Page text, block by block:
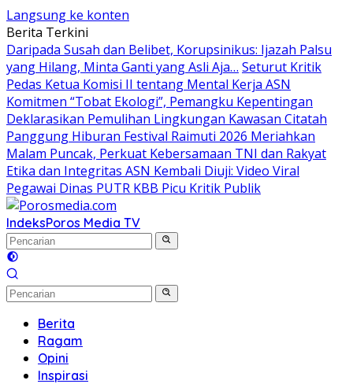
Langsung ke konten
Berita Terkini
Daripada Susah dan Belibet, Korupsinikus: Ijazah Palsu
yang Hilang, Minta Ganti yang Asli Aja… Seturut Kritik
Pedas Ketua Komisi II tentang Mental Kerja ASN
Komitmen “Tobat Ekologi”, Pemangku Kepentingan
Deklarasikan Pemulihan Lingkungan Kawasan Citatah
Panggung Hiburan Festival Raimuti 2026 Meriahkan
Malam Puncak, Perkuat Kebersamaan TNI dan Rakyat
Etika dan Integritas ASN Kembali Diuji: Video Viral
Pegawai Dinas PUTR KBB Picu Kritik Publik
IndeksPoros Media TV
Berita
Ragam
Opini
Inspirasi